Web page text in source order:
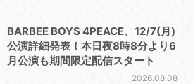
BARBEE BOYS 4PEACE、12/7(月)
公演詳細発表！本日夜8時8分より6
月公演も期間限定配信スタート
2026.08.08